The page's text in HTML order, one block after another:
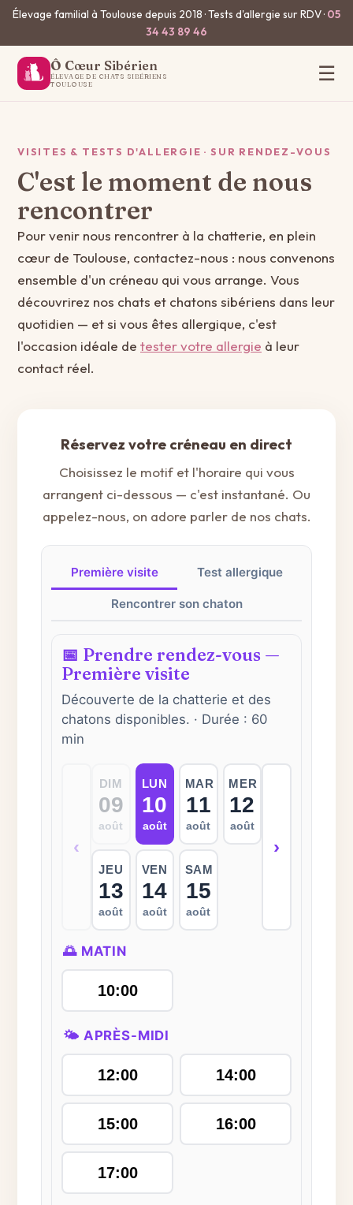
Élevage familial à Toulouse depuis 2018 · Tests d'allergie sur RDV · 05
34 43 89 46
Ô Cœur Sibérien
ÉLEVAGE DE CHATS SIBÉRIENS
TOULOUSE
☰
VISITES & TESTS D'ALLERGIE · SUR RENDEZ-VOUS
C'est le moment de nous
rencontrer
Pour venir nous rencontrer à la chatterie, en plein
cœur de Toulouse, contactez-nous : nous convenons
ensemble d'un créneau qui vous arrange. Vous
découvrirez nos chats et chatons sibériens dans leur
quotidien — et si vous êtes allergique, c'est
l'occasion idéale de tester votre allergie à leur
contact réel.
Réservez votre créneau en direct
Choisissez le motif et l'horaire qui vous
arrangent ci-dessous — c'est instantané. Ou
appelez-nous, on adore parler de nos chats.
Première visite Test allergique
Rencontrer son chaton
📅 Prendre rendez-vous —
Première visite
Découverte de la chatterie et des
chatons disponibles. · Durée : 60
min
‹
DIM
09
août
LUN
10
août
MAR
11
août
MER
12
août
JEU
13
août
VEN
14
août
SAM
15
août
›
🌅 MATIN
10:00
🌤 APRÈS-MIDI
12:00 14:00
15:00 16:00
17:00